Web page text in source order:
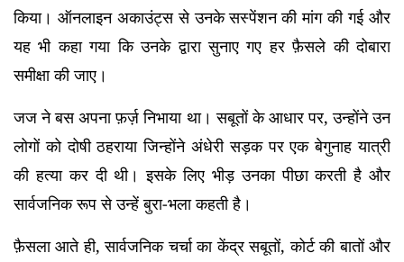
किया। ऑनलाइन अकाउंट्स से उनके सस्पेंशन की मांग की गई और
यह भी कहा गया कि उनके द्वारा सुनाए गए हर फ़ैसले की दोबारा
समीक्षा की जाए।
जज ने बस अपना फ़र्ज़ निभाया था। सबूतों के आधार पर, उन्होंने उन
लोगों को दोषी ठहराया जिन्होंने अंधेरी सड़क पर एक बेगुनाह यात्री
की हत्या कर दी थी। इसके लिए भीड़ उनका पीछा करती है और
सार्वजनिक रूप से उन्हें बुरा-भला कहती है।
फ़ैसला आते ही, सार्वजनिक चर्चा का केंद्र सबूतों, कोर्ट की बातों और